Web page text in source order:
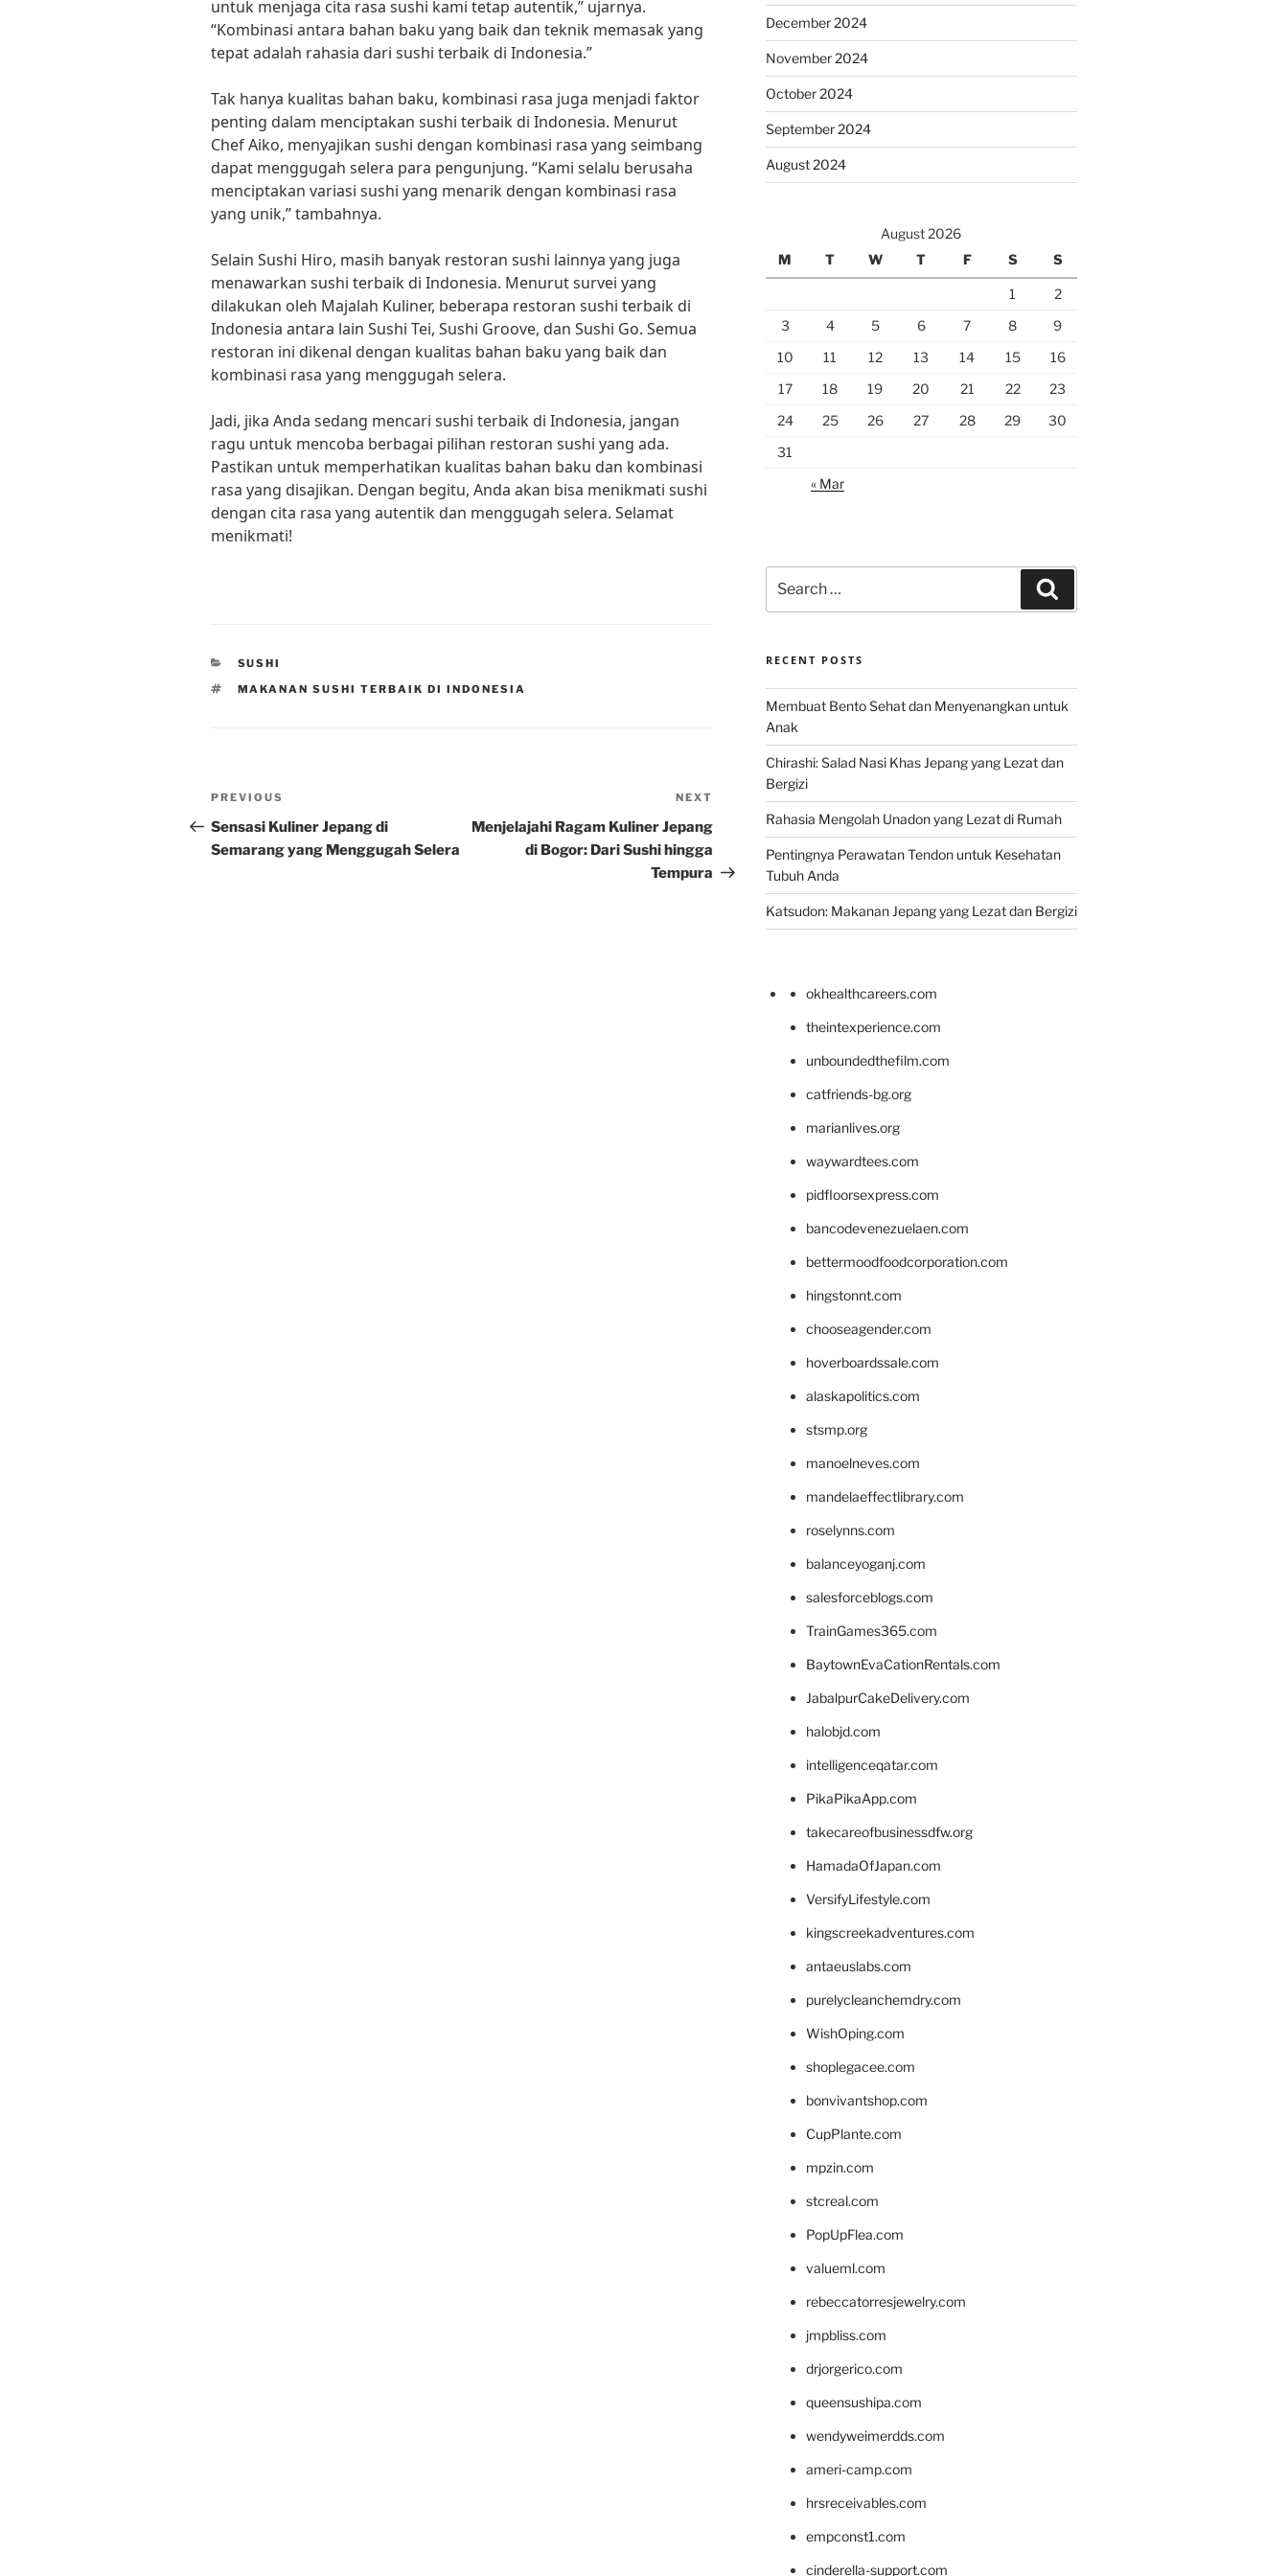
untuk menjaga cita rasa sushi kami tetap autentik,” ujarnya.
“Kombinasi antara bahan baku yang baik dan teknik memasak yang
tepat adalah rahasia dari sushi terbaik di Indonesia.”
Tak hanya kualitas bahan baku, kombinasi rasa juga menjadi faktor
penting dalam menciptakan sushi terbaik di Indonesia. Menurut
Chef Aiko, menyajikan sushi dengan kombinasi rasa yang seimbang
dapat menggugah selera para pengunjung. “Kami selalu berusaha
menciptakan variasi sushi yang menarik dengan kombinasi rasa
yang unik,” tambahnya.
Selain Sushi Hiro, masih banyak restoran sushi lainnya yang juga
menawarkan sushi terbaik di Indonesia. Menurut survei yang
dilakukan oleh Majalah Kuliner, beberapa restoran sushi terbaik di
Indonesia antara lain Sushi Tei, Sushi Groove, dan Sushi Go. Semua
restoran ini dikenal dengan kualitas bahan baku yang baik dan
kombinasi rasa yang menggugah selera.
Jadi, jika Anda sedang mencari sushi terbaik di Indonesia, jangan
ragu untuk mencoba berbagai pilihan restoran sushi yang ada.
Pastikan untuk memperhatikan kualitas bahan baku dan kombinasi
rasa yang disajikan. Dengan begitu, Anda akan bisa menikmati sushi
dengan cita rasa yang autentik dan menggugah selera. Selamat
menikmati!
CATEGORIES
SUSHI
TAGS
MAKANAN SUSHI TERBAIK DI INDONESIA
Post
navigation
Previous
Post
PREVIOUS
Sensasi Kuliner Jepang di
Semarang yang Menggugah Selera
Post
NEXT
Menjelajahi Ragam Kuliner Jepang
di Bogor: Dari Sushi hingga
Tempura
December 2024
November 2024
October 2024
September 2024
August 2024
August 2026
M
T W T F S S
1
2
3
4 5 6 7 8
9
10
11 12 13 14 15
16
17
18 19 20 21 22
23
24
25 26 27 28 29
30
31
« Mar
for:
RECENT POSTS
Membuat Bento Sehat dan Menyenangkan untuk
Anak
Chirashi: Salad Nasi Khas Jepang yang Lezat dan
Bergizi
Rahasia Mengolah Unadon yang Lezat di Rumah
Pentingnya Perawatan Tendon untuk Kesehatan
Tubuh Anda
Katsudon: Makanan Jepang yang Lezat dan Bergizi
okhealthcareers.com
theintexperience.com
unboundedthefilm.com
catfriends-bg.org
marianlives.org
waywardtees.com
pidfloorsexpress.com
bancodevenezuelaen.com
bettermoodfoodcorporation.com
hingstonnt.com
chooseagender.com
hoverboardssale.com
alaskapolitics.com
stsmp.org
manoelneves.com
mandelaeffectlibrary.com
roselynns.com
balanceyoganj.com
salesforceblogs.com
TrainGames365.com
BaytownEvaCationRentals.com
JabalpurCakeDelivery.com
halobjd.com
intelligenceqatar.com
PikaPikaApp.com
takecareofbusinessdfw.org
HamadaOfJapan.com
VersifyLifestyle.com
kingscreekadventures.com
antaeuslabs.com
purelycleanchemdry.com
WishOping.com
shoplegacee.com
bonvivantshop.com
CupPlante.com
mpzin.com
stcreal.com
PopUpFlea.com
valueml.com
rebeccatorresjewelry.com
jmpbliss.com
drjorgerico.com
queensushipa.com
wendyweimerdds.com
ameri-camp.com
hrsreceivables.com
empconst1.com
cinderella-support.com